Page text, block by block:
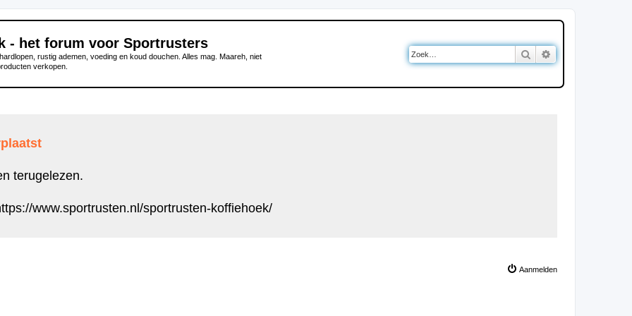
- het forum voor Sportrusters
rustig ademen, voeding en koud douchen. Alles mag. Maareh, niet
verkopen.
Zoek
terugelezen.
www.sportrusten.nl/sportrusten-koffiehoek/
Aanmelden